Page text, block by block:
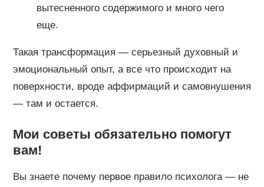
вытесненного содержимого и много чего
еще.
Такая трансформация — серьезный духовный и
эмоциональный опыт, а все что происходит на
поверхности, вроде аффирмаций и самовнушения
— там и остается.
Мои советы обязательно помогут
вам!
Вы знаете почему первое правило психолога — не